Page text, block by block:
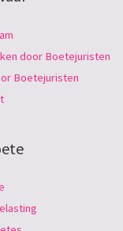
door Boetejuristen
Boetejuristen